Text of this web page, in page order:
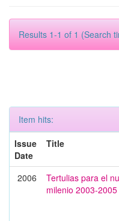
Results 1-1 of 1 (Search
Item hits:
Issue
Date
Title
2006
Tertulias para el
milenio 2003-2005